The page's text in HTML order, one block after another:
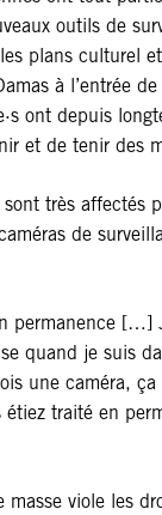
outils de
plans culturel
à l’entrée
ont depuis
et de tenir des
sont très affectés
de
permanence […]
quand je suis
une caméra, ça
étiez traité en
masse viole les